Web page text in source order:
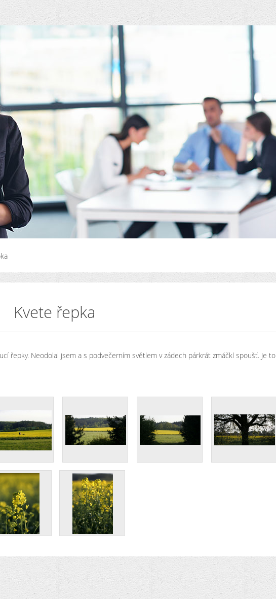
Kvete řepka
řepky. Neodolal jsem a s podvečerním světlem v zádech párkrát zmáčkl spoušť. Je to